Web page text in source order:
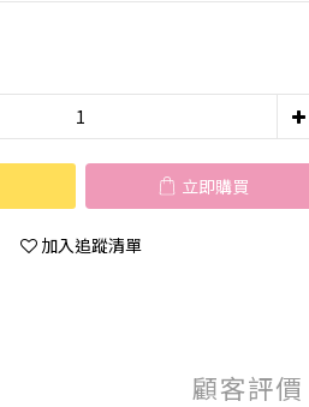
立即購買
加入追蹤清單
顧客評價